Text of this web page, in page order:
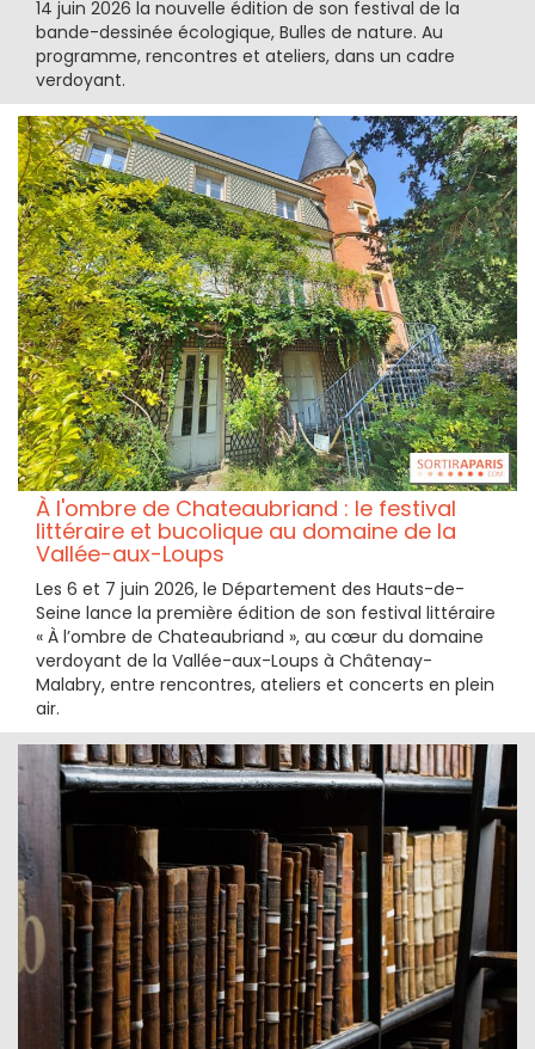
14 juin 2026 la nouvelle édition de son festival de la
bande-dessinée écologique, Bulles de nature. Au
programme, rencontres et ateliers, dans un cadre
verdoyant.
À l'ombre de Chateaubriand : le festival
littéraire et bucolique au domaine de la
Vallée-aux-Loups
Les 6 et 7 juin 2026, le Département des Hauts-de-
Seine lance la première édition de son festival littéraire
« À l’ombre de Chateaubriand », au cœur du domaine
verdoyant de la Vallée-aux-Loups à Châtenay-
Malabry, entre rencontres, ateliers et concerts en plein
air.